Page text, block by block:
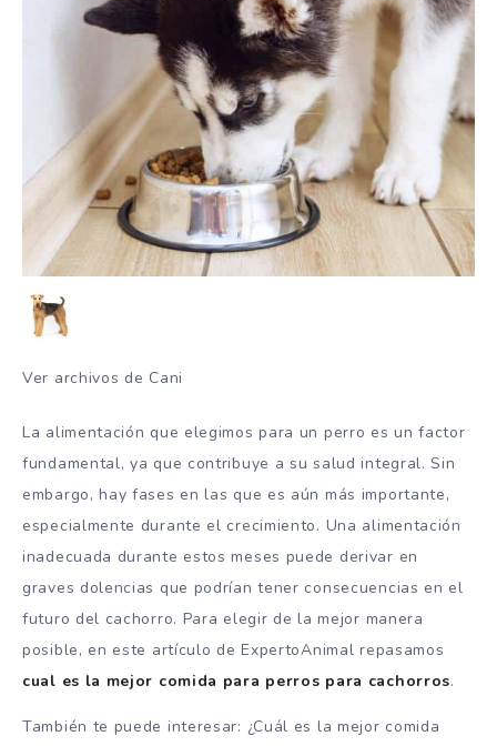
Ver archivos de Cani
La alimentación que elegimos para un perro es un factor
fundamental, ya que contribuye a su salud integral. Sin
embargo, hay fases en las que es aún más importante,
especialmente durante el crecimiento. Una alimentación
inadecuada durante estos meses puede derivar en
graves dolencias que podrían tener consecuencias en el
futuro del cachorro. Para elegir de la mejor manera
posible, en este artículo de ExpertoAnimal repasamos
cual es la mejor comida para perros para cachorros.
También te puede interesar: ¿Cuál es la mejor comida